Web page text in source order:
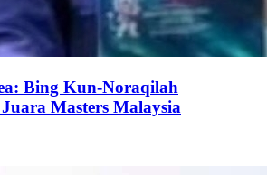
Bing Kun-Noraqilah
Masters Malaysia